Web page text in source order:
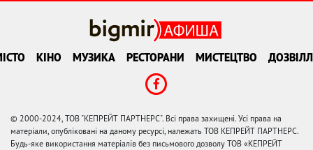
КІНО МУЗИКА РЕСТОРАНИ МИСТЕЦТВО
© 2000-2024, ТОВ "КЕПРЕЙТ ПАРТНЕРС". Всі права захищені. Усі права на
матеріали, опубліковані на даному ресурсі, належать ТОВ КЕПРЕЙТ ПАРТНЕРС.
Будь-яке використання матеріалів без письмового дозволу ТОВ «КЕПРЕЙТ